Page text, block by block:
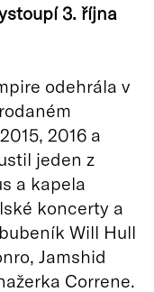
3. října
odehrála v
2016 a
jeden z
a kapela
koncerty a
Will Hull
Jamshid
Correne.